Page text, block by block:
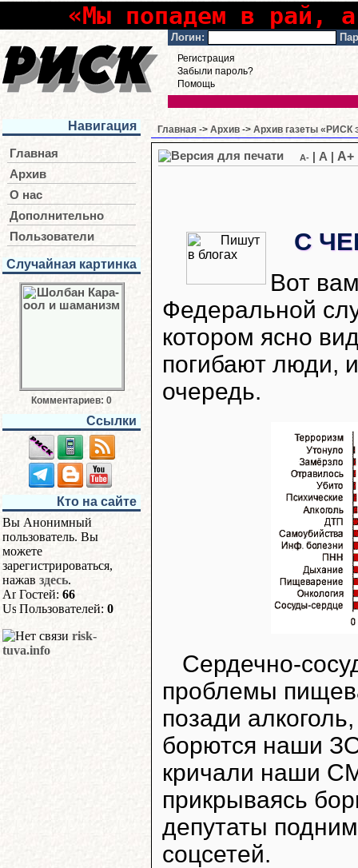
«Мы попадем в рай,
Логин:
Регистрация
Забыли пароль?
Помощь
Навигация
Главная
Архив
О нас
Дополнительно
Пользователи
Случайная картинка
Комментариев: 0
Ссылки
Кто на сайте
Вы Анонимный
пользователь. Вы
можете
зарегистрироваться,
нажав здесь.
Гостей: 66
Пользователей: 0
risk-
tuva.info
Главная -> Архив -> Архив газеты «РИСК
A- A A+
С
Вот
Федеральной
котором ясно
погибают люди,
очередь.
Сердечно-
проблемы
позади
борются наши
кричали наши
прикрываясь
депутаты
соцсетей.